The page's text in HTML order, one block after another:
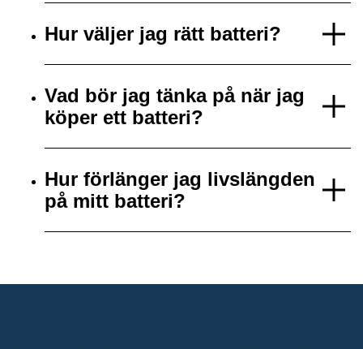
Hur väljer jag rätt batteri?
Vad bör jag tänka på när jag
köper ett batteri?
Hur förlänger jag livslängden
på mitt batteri?